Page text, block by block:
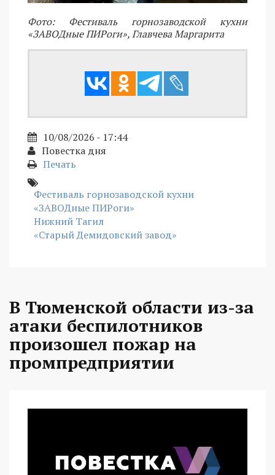
Фото: Фестиваль горнозаводской кухни
«ЗАВОДные ПИРоги», Главчева Маргарита
10/08/2026 - 17:44
Повестка дня
Печать
Фестиваль горнозаводской кухни
«ЗАВОДные ПИРоги»
Нижний Тагил
«Старый Демидовский завод»
В Тюменской области из-за
атаки беспилотников
произошел пожар на
промпредприятии